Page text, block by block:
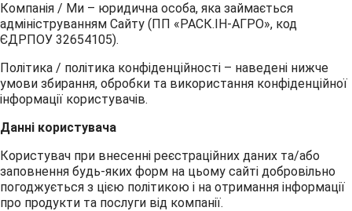
Компанія / Ми – юридична особа, яка займається
адмініструванням Сайту (ПП «РАСК.ІН-АГРО», код
ЄДРПОУ 32654105).
Політика / політика конфіденційності – наведені нижче
умови збирання, обробки та використання конфіденційної
інформації користувачів.
Данні користувача
Користувач при внесенні реєстраційних даних та/або
заповнення будь-яких форм на цьому сайті добровільно
погоджується з цією політикою і на отримання інформації
про продукти та послуги від компанії.